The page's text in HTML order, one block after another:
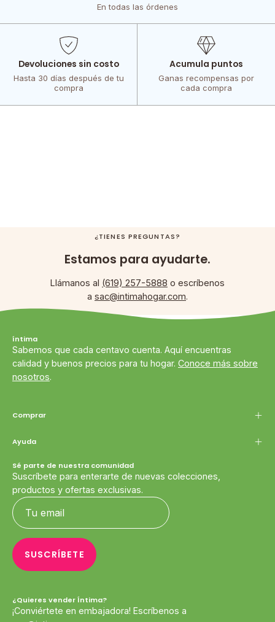
En todas las órdenes
Devoluciones sin costo
Hasta 30 días después de tu
compra
Acumula puntos
Ganas recompensas por
cada compra
¿TIENES PREGUNTAS?
Estamos para ayudarte.
Llámanos al (619) 257-5888 o escríbenos
a sac@intimahogar.com.
íntima
Sabemos que cada centavo cuenta. Aquí encuentras
calidad y buenos precios para tu hogar. Conoce más sobre
nosotros.
Comprar
Ayuda
Sé parte de nuestra comunidad
Suscríbete para enterarte de nuevas colecciones,
productos y ofertas exclusivas.
SUSCRÍBETE
¿Quieres vender Íntima?
¡Conviértete en embajadora! Escríbenos a